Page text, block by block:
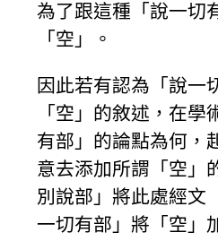
為了跟這種「說一切
「空」。
因此若有認為「說一
「空」的敘述，在
有部」的論點為何，
意去添加所謂「空」
別說部」將此處經文
一切有部」將「空」